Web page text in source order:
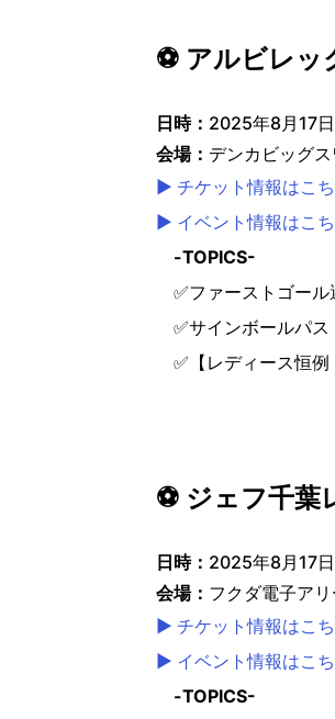
⚽ アルビレッ
日時： 2025年8月17
会場： デンカビッグ
▶ チケット情報はこ
▶ イベント情報はこ
-TOPICS-
✅ファーストゴール
✅サインボールパス
✅【レディース恒例
⚽ ジェフ千葉
日時： 2025年8月17
会場： フクダ電子ア
▶ チケット情報はこ
▶ イベント情報はこ
-TOPICS-